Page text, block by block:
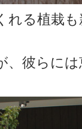
れる植栽
、彼らに